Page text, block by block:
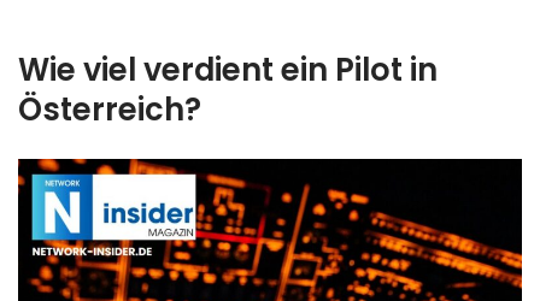
Wie viel verdient ein Pilot in
Österreich?